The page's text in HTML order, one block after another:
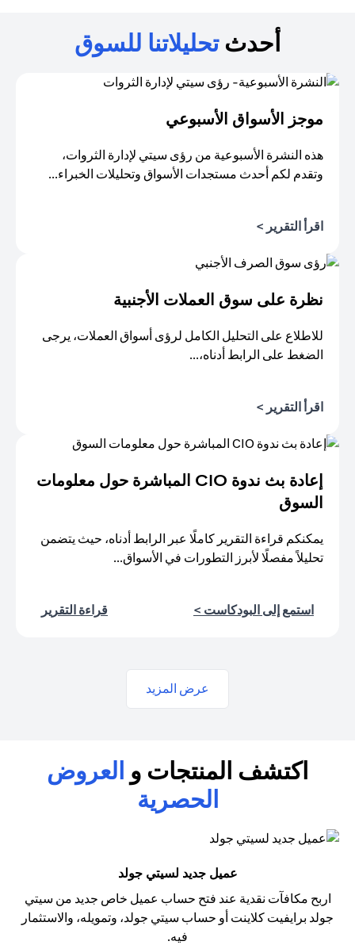
أحدثتحليلاتنا للسوق
موجز الأسواق الأسبوعي
هذه النشرة الأسبوعية من رؤى سيتي لإدارة الثروات،
وتقدم لكم أحدث مستجدات الأسواق وتحليلات الخبراء...
اقرأ التقرير >
نظرة على سوق العملات الأجنبية
للاطلاع على التحليل الكامل لرؤى أسواق العملات، يرجى
الضغط على الرابط أدناه،...
اقرأ التقرير >
إعادة بث ندوة CIO المباشرة حول معلومات
السوق
يمكنكم قراءة التقرير كاملًا عبر الرابط أدناه، حيث يتضمن
تحليلاً مفصلًا لأبرز التطورات في الأسواق...
استمع إلى البودكاست > قراءة التقرير
عرض المزيد
اكتشف المنتجات و العروض
الحصرية
عميل جديد لسيتي جولد
اربح مكافآت نقدية عند فتح حساب عميل خاص جديد من سيتي
جولد برايفيت كلاينت أو حساب سيتي جولد، وتمويله، والاستثمار
فيه.